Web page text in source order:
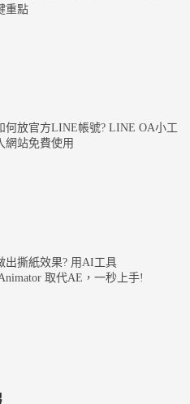
重點
何放官方LINE帳號? LINE OA小工
網站免費使用
出撕紙效果? 用AI工具
取代AE，一秒上手!